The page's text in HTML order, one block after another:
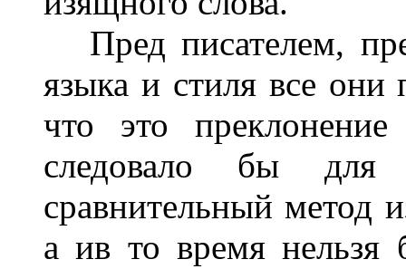
Пред писателем,
языка и стиля все они
что это
следовало бы
сравнительный метод
а ив то время нельзя